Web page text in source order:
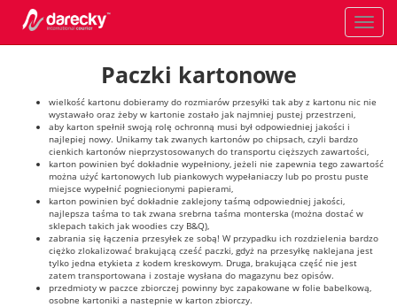
Toggle
Paczki kartonowe
wielkość kartonu dobieramy do rozmiarów przesyłki tak aby z kartonu nic nie
wystawało oraz żeby w kartonie zostało jak najmniej pustej przestrzeni,
aby karton spełnił swoją rolę ochronną musi był odpowiedniej jakości i
najlepiej nowy. Unikamy tak zwanych kartonów po chipsach, czyli bardzo
cienkich kartonów nieprzystosowanych do transportu cięższych zawartości,
karton powinien być dokładnie wypełniony, jeżeli nie zapewnia tego zawartość
można użyć kartonowych lub piankowych wypełaniaczy lub po prostu puste
miejsce wypełnić pogniecionymi papierami,
karton powinien być dokładnie zaklejony taśmą odpowiedniej jakości,
najlepsza taśma to tak zwana srebrna taśma monterska (można dostać w
sklepach takich jak woodies czy B&Q),
zabrania się łączenia przesyłek ze sobą! W przypadku ich rozdzielenia bardzo
ciężko zlokalizować brakującą cześć paczki, gdyż na przesyłkę naklejana jest
tylko jedna etykieta z kodem kreskowym. Druga, brakująca część nie jest
zatem transportowana i zostaje wysłana do magazynu bez opisów.
przedmioty w paczce zbiorczej powinny byc zapakowane w folie babelkową,
osobne kartoniki a nastepnie w karton zbiorczy.